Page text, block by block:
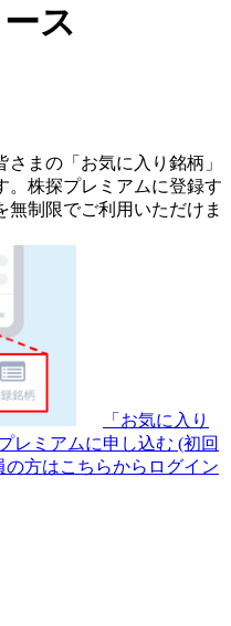
ス
さまの 「お気に入り銘柄」
株探プレミアムに登録す
無制限でご利用いただけま
「お気に入り
レミアムに申し込む (初回
の方はこちらからログイン